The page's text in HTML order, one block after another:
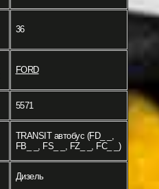
36
FORD
5571
TRANSIT автобус (FD_ _,
FB_ _, FS_ _, FZ_ _, FC_ _)
Дизель